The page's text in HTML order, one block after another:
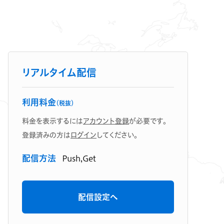
リアルタイム配信
利用料金（税抜）
料金を表示するにはアカウント登録が必要です。
登録済みの方はログインしてください。
配信方法 Push,Get
配信設定へ